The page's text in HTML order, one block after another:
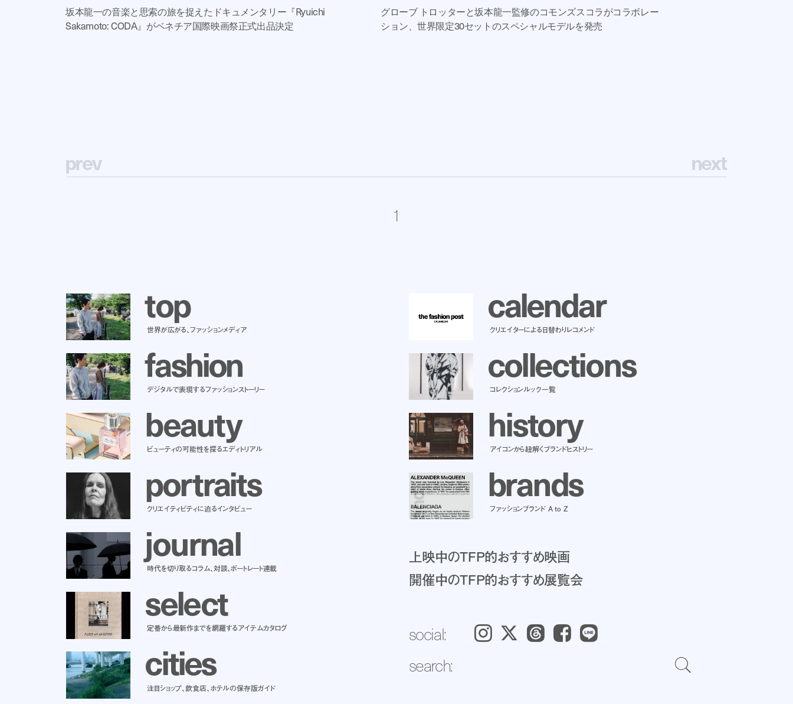
坂本龍一の音楽と思索の旅を捉えたドキュメンタリー『Ryuichi
Sakamoto: CODA』がベネチア国際映画祭正式出品決定
グローブ トロッターと坂本龍一監修のコモンズスコラがコラボレー
ション、世界限定30セットのスペシャルモデルを発売
prev next
1
top
世界が広がる、ファッションメディア
fashion
デジタルで表現するファッションストーリー
beauty
ビューティの可能性を探るエディトリアル
portraits
クリエイティビティに迫るインタビュー
journal
時代を切り取るコラム、対談、ポートレート連載
select
定番から最新作までを網羅するアイテムカタログ
cities
注目ショップ、飲食店、ホテルの保存版ガイド
calendar
クリエイターによる日替わりレコメンド
collections
コレクションルック一覧
history
アイコンから紐解くブランドヒストリー
brands
ファッションブランド A to Z
上映中のTFP的おすすめ映画
開催中のTFP的おすすめ展覧会
social: Instagram 𝕏 Threads Facebook LINE
search: